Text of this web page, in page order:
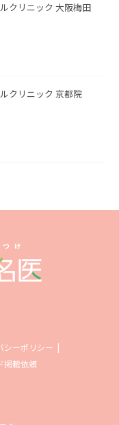
クリニック 大阪梅田
クリニック 京都院
シーポリシー
掲載依頼